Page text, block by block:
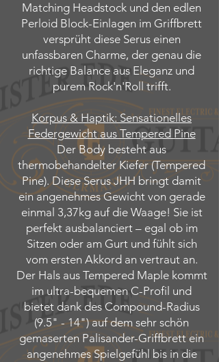
Matching Headstock und den edlen
Perloid Block-Einlagen im Griffbrett
versprüht diese Serus einen
unfassbaren Charme, der genau die
richtige Balance aus Eleganz und
purem Rock'n'Roll trifft.
Korpus & Haptik: Sensationelles
Federgewicht aus Tempered Pine
Der Body besteht aus
thermobehandelter Kiefer (Tempered
Pine). Diese Serus JHH bringt damit
ein angenehmes Gewicht von gerade
einmal 3,37kg auf die Waage! Sie ist
perfekt ausbalanciert – egal ob im
Sitzen oder am Gurt und fühlt sich
vom ersten Akkord an vertraut an.
Der Hals aus Tempered Maple kommt
im ultra-bequemen C-Profil und
bietet dank des Compound-Radius
(9.5" - 14") auf dem sehr schön
gemaserten Palisander-Griffbrett ein
angenehmes Spielgefühl bis in die